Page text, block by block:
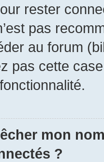
rester
pas
au forum
pas cette
mon
?